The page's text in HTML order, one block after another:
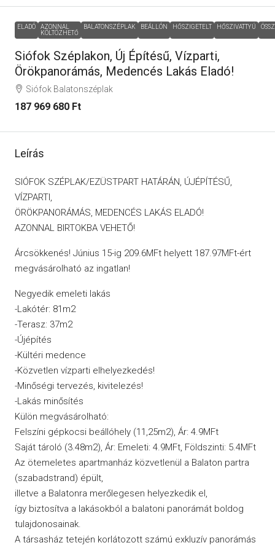
ELADÓ
AZONNAL
KÖLTÖZHETŐ
BALATONSZÉPLAK BEÁLLÓN HŐSZIGETELT HŐSZIVATTYÚ
Siófok Széplakon, Új Építésű, Vízparti,
Örökpanorámás, Medencés Lakás Eladó!
Siófok Balatonszéplak
187 969 680 Ft
Leírás
SIÓFOK SZÉPLAK/EZÜSTPART HATÁRÁN, ÚJÉPÍTÉSŰ,
VÍZPARTI,
ÖRÖKPANORÁMÁS, MEDENCÉS LAKÁS ELADÓ!
AZONNAL BIRTOKBA VEHETŐ!
Árcsökkenés! Június 15-ig 209.6MFt helyett 187.97MFt-ért
megvásárolható az ingatlan!
Negyedik emeleti lakás
-Lakótér: 81m2
-Terasz: 37m2
-Újépítés
-Kültéri medence
-Közvetlen vízparti elhelyezkedés!
-Minőségi tervezés, kivitelezés!
-Lakás minősítés
Külön megvásárolható:
Felszíni gépkocsi beállóhely (11,25m2), Ár: 4.9MFt
Saját tároló (3.48m2), Ár: Emeleti: 4.9MFt, Földszinti: 5.4MFt
Az ötemeletes apartmanház közvetlenül a Balaton partra
(szabadstrand) épült,
illetve a Balatonra merőlegesen helyezkedik el,
így biztosítva a lakásokból a balatoni panorámát boldog
tulajdonosainak.
A társasház tetején korlátozott számú exkluzív panorámás